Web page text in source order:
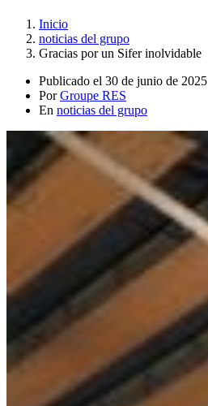
Inicio
noticias del grupo
Gracias por un Sifer inolvidable
Publicado el 30 de junio de 2025
PorGroupe RES
En noticias del grupo